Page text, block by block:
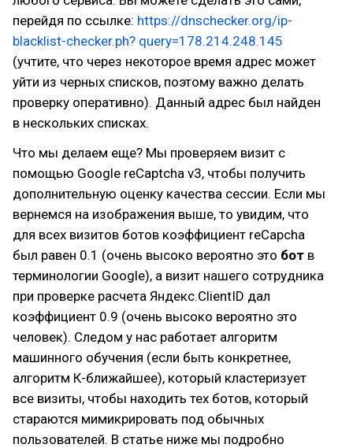
перейдя по ссылке: https://dnschecker.org/ip-
blacklist-checker.ph? query=178.214.248.145
(учтите, что через некоторое время адрес может
уйти из черных списков, поэтому важно делать
проверку оперативно). Данный адрес был найден
в нескольких списках.
Что мы делаем еще? Мы проверяем визит с
помощью Google reCaptcha v3, чтобы получить
дополнительную оценку качества сессии. Если мы
вернемся на изображения выше, то увидим, что
для всех визитов ботов коэффициент reCapcha
был равен 0.1 (очень высоко вероятно это бот в
терминологии Google), а визит нашего сотрудника
при проверке расчета Яндекс.ClientID дал
коэффициент 0.9 (очень высоко вероятно это
человек). Следом у нас работает алгоритм
машинного обучения (если быть конкретнее,
алгоритм К-ближайшее), который кластеризует
все визиты, чтобы находить тех ботов, который
стараются мимикрировать под обычных
пользователей. В статье ниже мы подробно